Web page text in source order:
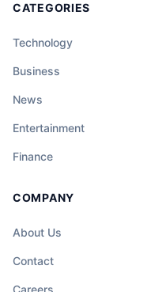
CATEGORIES
Technology
Business
News
Entertainment
Finance
COMPANY
About Us
Contact
Careers